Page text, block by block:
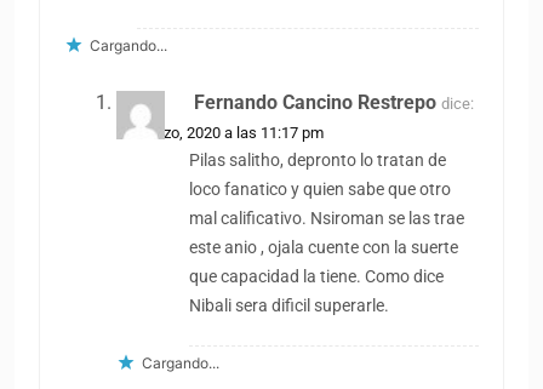
Cargando...
Fernando Cancino Restrepo dice:
15 marzo, 2020 a las 11:17 pm
Pilas salitho, depronto lo tratan de
loco fanatico y quien sabe que otro
mal calificativo. Nsiroman se las trae
este anio , ojala cuente con la suerte
que capacidad la tiene. Como dice
Nibali sera dificil superarle.
Cargando...